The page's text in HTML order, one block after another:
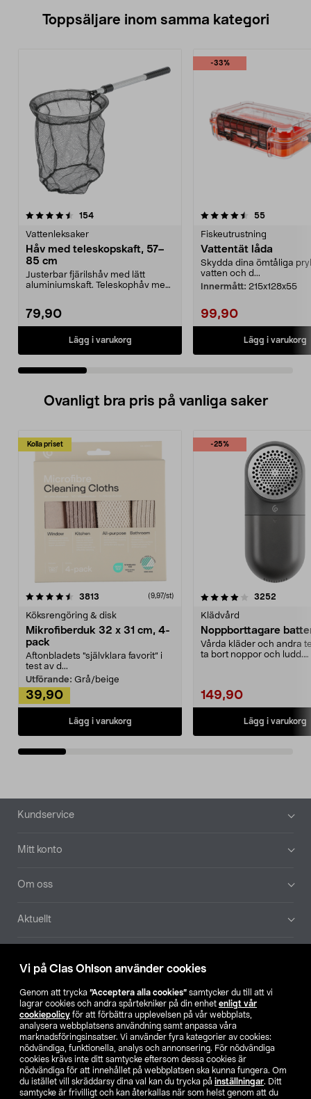
Vi på Clas Ohlson använder cookies
Genom att trycka ”Acceptera alla cookies” samtycker du till att vi
lagrar cookies och andra spårtekniker på din enhet enligt vår
cookiepolicy för att förbättra upplevelsen på vår webbplats,
analysera webbplatsens användning samt anpassa våra
marknadsföringsinsatser. Vi använder fyra kategorier av cookies:
nödvändiga, funktionella, analys och annonsering. För nödvändiga
cookies krävs inte ditt samtycke eftersom dessa cookies är
nödvändiga för att innehållet på webbplatsen ska kunna fungera. Om
du istället vill skräddarsy dina val kan du trycka på inställningar. Ditt
samtycke är frivilligt och kan återkallas när som helst genom att du
Toppsäljare inom samma kategori
154recensioner
Vattenleksaker
Håv med teleskopskaft, 57–
85 cm
Justerbar fjärilshåv med lätt
aluminiumskaft. Teleskophåv med
79,90
Lägg i varukorg
-33%
4.5 av 5 stjärnor 55recensioner
Fiskeutrustning
Vattentät låda
Skydda dina ömtåliga
vatten och d...
Innermått: 215x128x55
99,90
Lägg i varukorg
4.5 av 5 stjärnor
Ovanligt bra pris på vanliga saker
Kolla priset
3813 (9,97/st)
Köksrengöring & disk
Mikrofiberduk 32 x 31 cm, 4-
pack
Aftonbladets "självklara favorit” i
test av d...
Utförande: Grå/beige
39,90
Lägg i varukorg
-25%
4.0av 5 stjärnor 3252
Klädvård
Noppborttagare
Vårda kläder och andra
ta bort noppor och ludd.
149,90
Lägg i varukorg
4.5av 5 stjärnor
Sidfot
Kundservice
Mitt konto
Om oss
Aktuellt
Hitta butik
SE NO FI